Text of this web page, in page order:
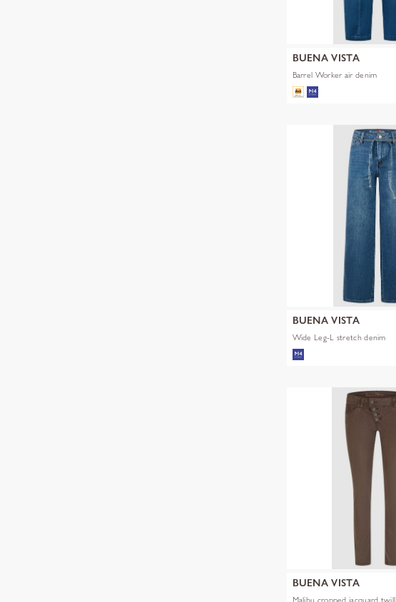
BUENA VISTA
Barrel Worker air denim
BUENA VISTA
Wide Leg-L stretch denim
BUENA VISTA
Malibu cropped jacquard twill